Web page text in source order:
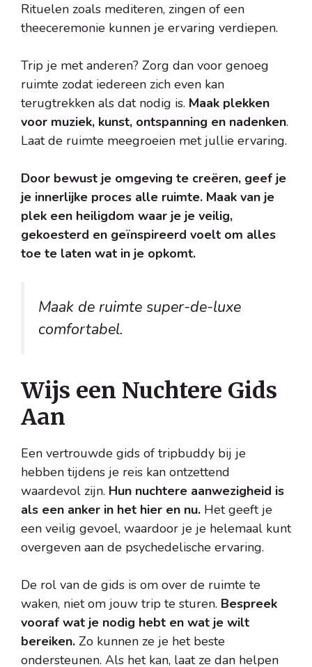
Rituelen zoals mediteren, zingen of een
theeceremonie kunnen je ervaring verdiepen.
Trip je met anderen? Zorg dan voor genoeg
ruimte zodat iedereen zich even kan
terugtrekken als dat nodig is. Maak plekken
voor muziek, kunst, ontspanning en nadenken.
Laat de ruimte meegroeien met jullie ervaring.
Door bewust je omgeving te creëren, geef je
je innerlijke proces alle ruimte. Maak van je
plek een heiligdom waar je je veilig,
gekoesterd en geïnspireerd voelt om alles
toe te laten wat in je opkomt.
Maak de ruimte super-de-luxe
comfortabel.
Wijs een Nuchtere Gids
Aan
Een vertrouwde gids of tripbuddy bij je
hebben tijdens je reis kan ontzettend
waardevol zijn. Hun nuchtere aanwezigheid is
als een anker in het hier en nu. Het geeft je
een veilig gevoel, waardoor je je helemaal kunt
overgeven aan de psychedelische ervaring.
De rol van de gids is om over de ruimte te
waken, niet om jouw trip te sturen. Bespreek
vooraf wat je nodig hebt en wat je wilt
bereiken. Zo kunnen ze je het beste
ondersteunen. Als het kan, laat ze dan helpen